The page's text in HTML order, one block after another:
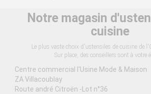
Notre magasin
cuisine
Le plus vaste choix d'ustensiles de cuisine de
Sur place, des conseillers sont à votre
Centre commercial l'Usine Mode & Maison
ZA Villacoublay
Route andré Citroën -Lot n°36